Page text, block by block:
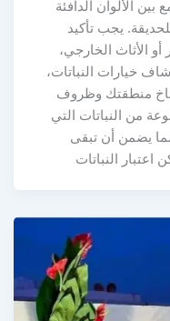
الألوان الدافئة
يجب تأكيد
أو الأثاث الخارجي،
خيارات النباتات،
منطقتك وظروف
من النباتات التي
مما يضمن أن تبقى
النباتات